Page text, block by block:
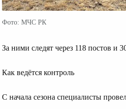
Фото: МЧС РК
За ними следят через 118 постов и
Как ведётся контроль
С начала сезона специалисты